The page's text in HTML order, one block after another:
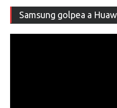
entradas
Samsung golpea a